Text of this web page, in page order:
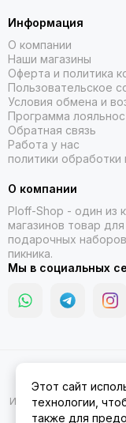
Информация
О компании
Наши магазины
Оферта и политика
Пользовательское
Условия обмена и
Программа
Обратная связь
Работа у нас
политики
О компании
Ploff-Shop - один из
магазинов товар для
подарочных
пикника.
Мы в социальных
Информация на сайте
Этот сайт
технологии,
также для